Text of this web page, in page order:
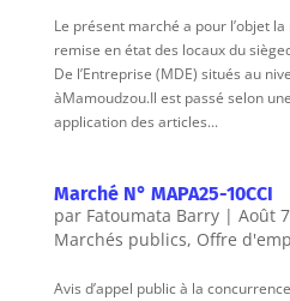
Le présent marché a pour l’objet
remise en état des locaux du
De l’Entreprise (MDE) situés au
àMamoudzou.Il est passé selon
application des articles...
Marché N° MAPA25-10CCI
par Fatoumata Barry| Août
Marchés publics, Offre
Avis d’appel public à la